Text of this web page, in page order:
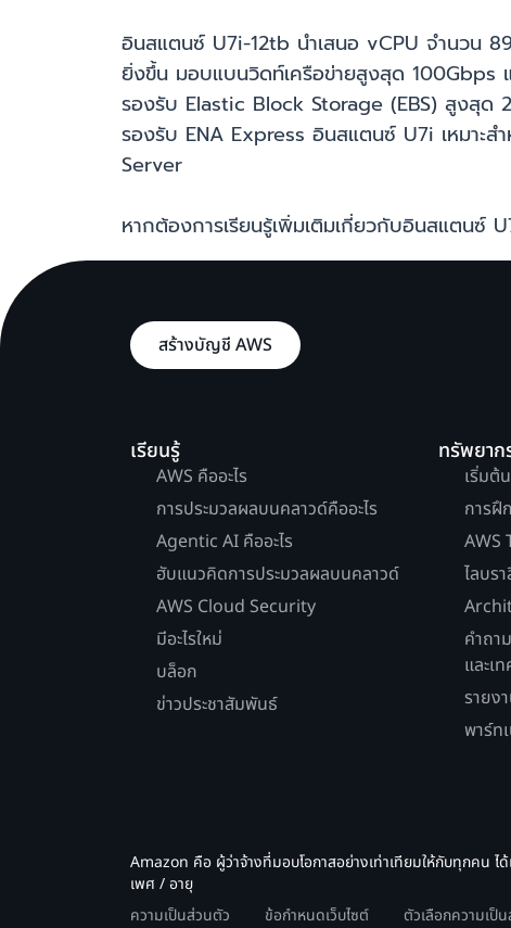
อินสแตนซ์ U7i-12tb นำเสนอ vCPU จำนวน
ยิ่งขึ้น มอบแบนวิดท์เครือข่ายสูงสุด 100Gbps
รองรับ Elastic Block Storage (EBS) สูงสุด
รองรับ ENA Express อินสแตนซ์ U7i เหมาะ
Server
หากต้องการเรียนรู้เพิ่มเติมเกี่ยวกับอินสแตนซ์
สร้างบัญชี AWS
เรียนรู้
AWS คืออะไร
การประมวลผลบนคลาวด์คืออะไร
Agentic AI คืออะไร
ฮับแนวคิดการประมวลผลบนคลาวด์
AWS Cloud Security
มีอะไรใหม่
บล็อก
ข่าวประชาสัมพันธ์
ทรัพยาก
เริ่มต้
การฝึ
AWS
ไลบร
คำถ
และเ
รายง
พาร์ท
Amazon คือ ผู้ว่าจ้างที่มอบโอกาสอย่างเท่าเทียมให้กับทุกค
เพศ / อายุ
ความเป็นส่วนตัว
ข้อกำหนดเว็บไซต์ ตัวเลือกความเ